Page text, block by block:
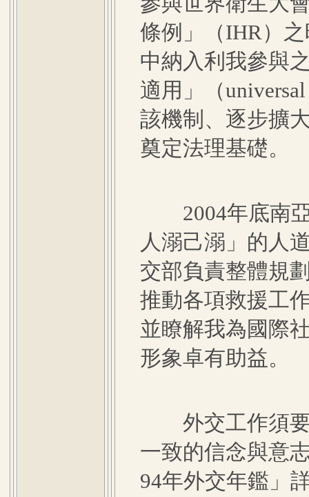
條例」（IHR）
中納入利我參與
適用」（
該機制、逐步擴
奠定法理基礎。
2004年底南亞
人溺己溺」的人
交部負責整體規
推動各項救援工
並瞭解我為國際
形象卓有助益。
外交工作須要
一致的信念與意
94年外交年鑑」